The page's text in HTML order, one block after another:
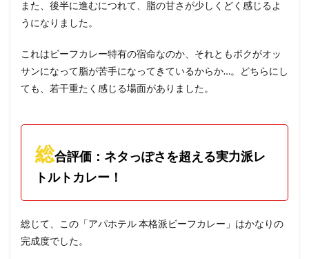
また、後半に進むにつれて、脂の甘さが少しくどく感じるよ
うになりました。
これはビーフカレー特有の宿命なのか、それともボクがオッ
サンになって脂が苦手になってきているからか…。どちらにし
ても、若干重たく感じる場面がありました。
総合評価：ネタっぽさを超える実力派レ
トルトカレー！
総じて、この「アパホテル 本格派ビーフカレー」はかなりの
完成度でした。